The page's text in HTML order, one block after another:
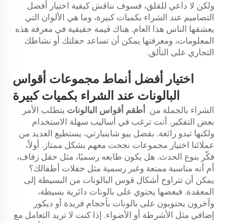
ولكن لا داعي للقلق، فسوف نناقش كيفية اختيار أفضل
التصاميم عند الشراء بكميات كبيرة، وما هي الألوان التي
يعشقها الناس هذا العام. هناك قيمة حقيقية في معرفة هذه
المعلومات، ومعرفتها يمكن أن تساعد حفلتك أو نشاطك
التجاري على التألق.
اختيار أفضل أنماط مجموعات أقواس
البالونات عند الشراء بكميات كبيرة
الشراء بالجملة من أطقم أقواس البالونات يتطلب الأمر
بعض التفكير. أنت ترغب في أساليب سهلة الاستخدام
ولكنها تبدو رائعة. بفضل ييو شاينبارتي، يستطيع العديد من
عملائنا اختيار مجموعات نجحت معهم بشكل ممتاز. أولاً،
فكّر بنوع الحدث. هل يكون طابعه رسميًا، مثل حفل زفاف،
أم أنه مناسبة ممتعة وغير رسمية مثل حفلات أطفالك؟
يمكن أن تتراوح أشكال قوس البالونات من البسيطة إلى
المعقدة. فبعضها يحتوي على بالونات دائرية بسيطة،
وآخرون يحتويون على بالونات بأحجام فريدة أو ديكور
إضافي مثل الأشرطة أو الأضواء. إذا كنت لا تريد التعامل مع